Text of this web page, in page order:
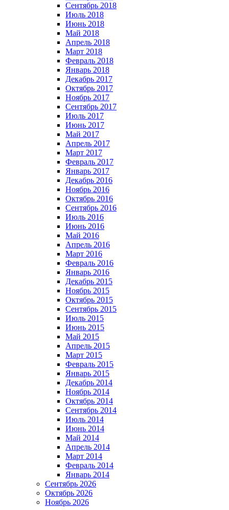
Сентябрь 2018
Июль 2018
Июнь 2018
Май 2018
Апрель 2018
Март 2018
Февраль 2018
Январь 2018
Декабрь 2017
Октябрь 2017
Ноябрь 2017
Сентябрь 2017
Июль 2017
Июнь 2017
Май 2017
Апрель 2017
Март 2017
Февраль 2017
Январь 2017
Декабрь 2016
Ноябрь 2016
Октябрь 2016
Сентябрь 2016
Июль 2016
Июнь 2016
Май 2016
Апрель 2016
Март 2016
Февраль 2016
Январь 2016
Декабрь 2015
Ноябрь 2015
Октябрь 2015
Сентябрь 2015
Июль 2015
Июнь 2015
Май 2015
Апрель 2015
Март 2015
Февраль 2015
Январь 2015
Декабрь 2014
Ноябрь 2014
Октябрь 2014
Сентябрь 2014
Июль 2014
Июнь 2014
Май 2014
Апрель 2014
Март 2014
Февраль 2014
Январь 2014
Сентябрь 2026
Октябрь 2026
Ноябрь 2026